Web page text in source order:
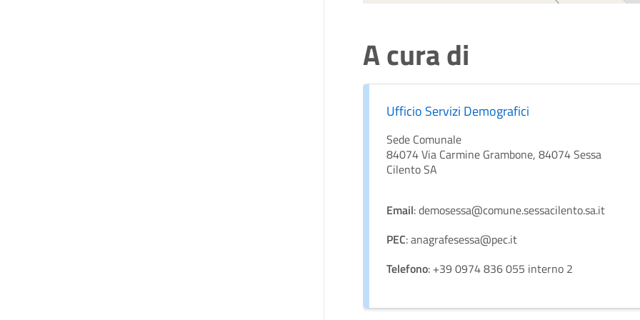
A cura di
Ufficio Servizi Demografici
Sede Comunale
84074 Via Carmine Grambone, 84074 Sessa
Cilento SA
Email: demosessa@comune.sessacilento.sa.it
PEC: anagrafesessa@pec.it
Telefono: +39 0974 836 055 interno 2